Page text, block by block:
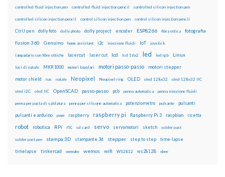
controlled fluid injection pen controlled fluid injection pencil controlled silicon injection pen
controlled silicon injection pencil control silicon injection pen control silicon injection pencil
CtrlJ pen dolly foto dolly photo dolly project encoder ESP8266 fibra ottica fotografia
fusion 360 Genuino home assistant i2c iniezione fluidi IoT joystick
lampadario con fibre ottiche lasercut laser cut lcd lcd 16x2 led led rgb Linux
luci di natale MKR1000 motori bipolari motori passo-passo motori stepper
motor shield nas natale Neopixel Neopixel ring OLED oled 128x32 oled 128x32 IIC
oled i2C oled IIC OpenSCAD passo-passo pcb penna automatica penna iniezione fluidi
penna per pasta di saldatura penna per silicone automatica potenziometro pulsante pulsanti
pulsanti e arduino pwm raspberry raspberry pi Raspberry Pi 3 raspbian ricetta
robot robotica RPi rtc sd card servo servomotori sketch solder past
solder past pen stampa 3D stampante 3d stepper step to step time-lapse
timelapse tinkercad wemake wemos wifi WS2812 ws2812B xbee